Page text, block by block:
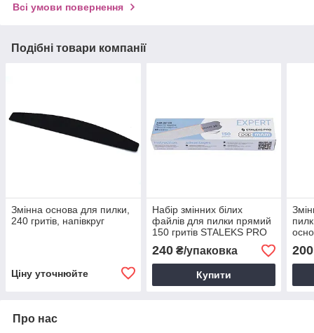
Всі умови повернення
Подібні товари компанії
Змінна основа для пилки,
240 гритів, напівкруг
Ціну уточнюйте
Набір змінних білих
файлів для пилки прямий
150 гритів STALEKS PRO
EXPERT 22 50 ШТ DFCE-
22-150W
240₴/упаковка
Купити
200
Про нас